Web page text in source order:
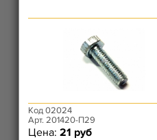
Код 02024
Арт. 201420-П29
Цена: 21 руб